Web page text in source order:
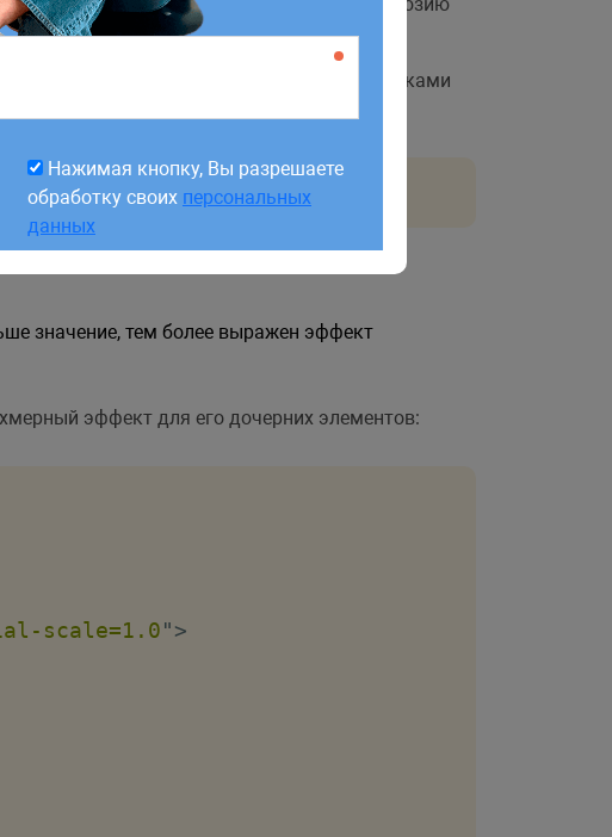
perspective
для элементов, являющихся потомками
определенной точки обзора.
значение, тем более выражен эффект
эффект для его дочерних элементов:
scale=1.0">
Нажимая кнопку, Вы разрешаете
данных
Нажимая кнопку, Вы разрешаете
обработку своих персональных
данных